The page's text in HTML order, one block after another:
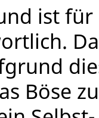
ist
Böse